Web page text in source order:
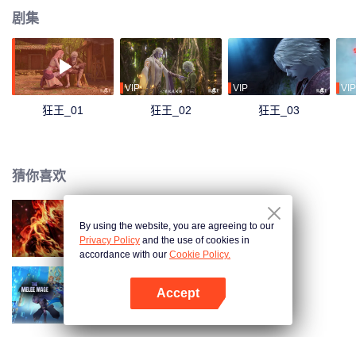
改写阿修罗规则！
剧集
狂王_01
VIP
狂王_02
VIP
狂王_03
VIP
猜你喜欢
大猿魂
近战法师
By using the website, you are agreeing to our
Privacy Policy and the use of cookies in
accordance with our Cookie Policy.
Accept